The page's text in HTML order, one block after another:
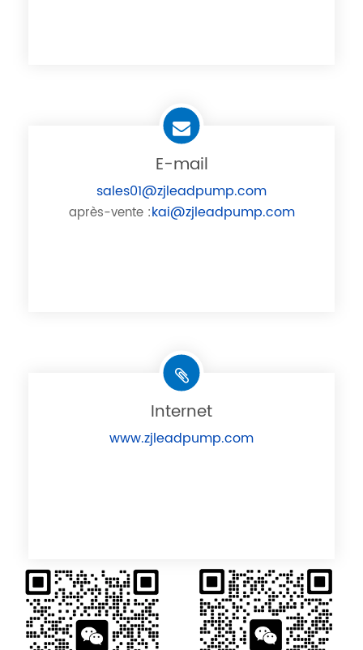
E-mail
sales01@zjleadpump.com
après-vente :kai@zjleadpump.com
Internet
www.zjleadpump.com